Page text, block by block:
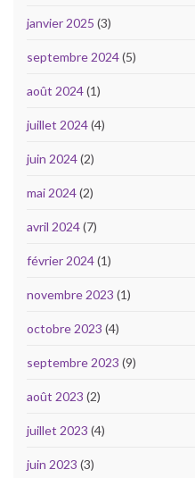
janvier 2025 (3)
septembre 2024(5)
août 2024(1)
juillet 2024(4)
juin 2024(2)
mai 2024(2)
avril 2024(7)
février 2024(1)
novembre 2023 (1)
octobre 2023 (4)
septembre 2023 (9)
août 2023 (2)
juillet 2023 (4)
juin 2023 (3)